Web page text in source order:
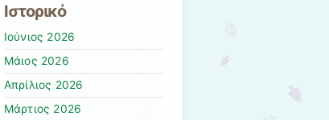
Ιστορικό
Ιούνιος 2026
Μάιος 2026
Απρίλιος 2026
Μάρτιος 2026